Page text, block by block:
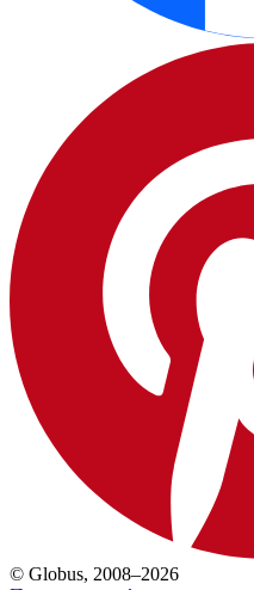
© Globus, 2008–2026